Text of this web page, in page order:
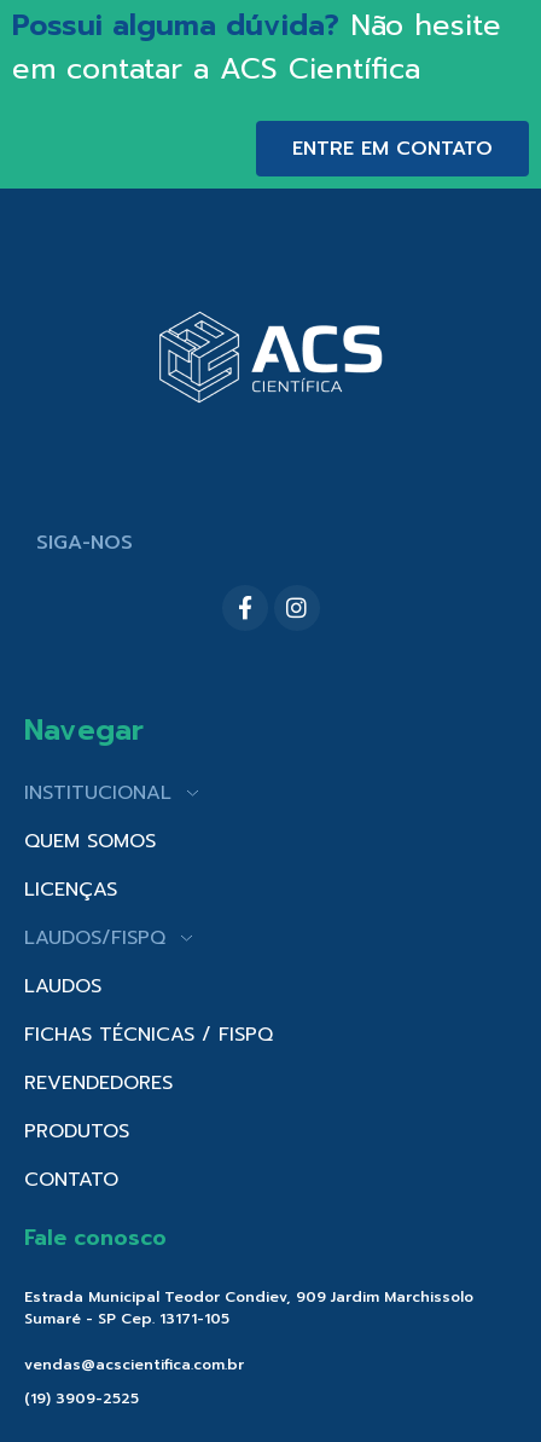
Possui alguma dúvida? Não hesite
em contatar a ACS Científica
ENTRE EM CONTATO
SIGA-NOS
Navegar
INSTITUCIONAL
QUEM SOMOS
LICENÇAS
LAUDOS/FISPQ
LAUDOS
FICHAS TÉCNICAS / FISPQ
REVENDEDORES
PRODUTOS
CONTATO
Fale conosco
Estrada Municipal Teodor Condiev, 909 Jardim Marchissolo
Sumaré - SP Cep. 13171-105
vendas@acscientifica.com.br
(19) 3909-2525